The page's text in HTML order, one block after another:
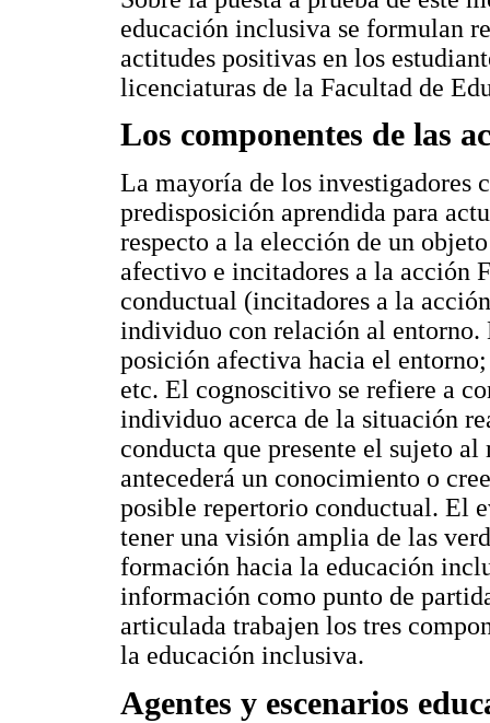
educación inclusiva se formulan
actitudes positivas en los
licenciaturas de la Facultad de
Los componentes de las
La mayoría de los investigadores
predisposición aprendida para
respecto a la elección de un
afectivo e incitadores a la acción
conductual (incitadores a la
individuo con relación al
posición afectiva hacia el
etc. El cognoscitivo se refiere a
individuo acerca de la situación
conducta que presente el sujeto
antecederá un conocimiento o
posible repertorio conductual. El
tener una visión amplia de las
formación hacia la educación
información como punto de
articulada trabajen los tres
la educación inclusiva.
Agentes y escenarios